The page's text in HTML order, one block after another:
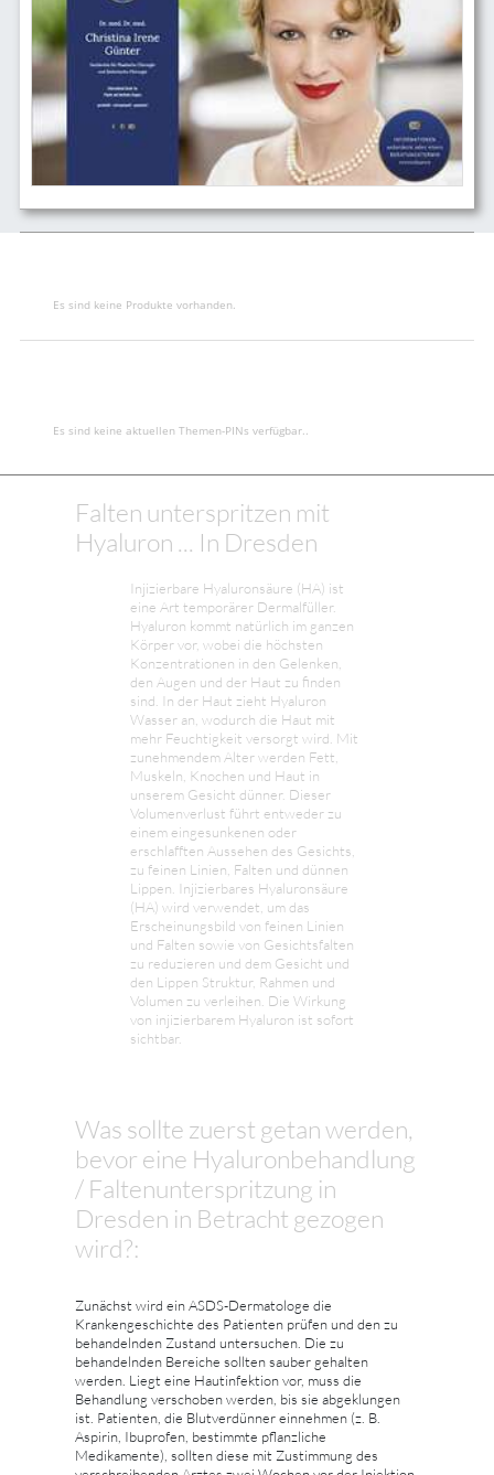
Es sind keine Produkte vorhanden.
Es sind keine aktuellen Themen-PINs verfügbar..
Falten unterspritzen mit
Hyaluron ... In Dresden
Injizierbare Hyaluronsäure (HA) ist
eine Art temporärer Dermalfüller.
Hyaluron kommt natürlich im ganzen
Körper vor, wobei die höchsten
Konzentrationen in den Gelenken,
den Augen und der Haut zu finden
sind. In der Haut zieht Hyaluron
Wasser an, wodurch die Haut mit
mehr Feuchtigkeit versorgt wird. Mit
zunehmendem Alter werden Fett,
Muskeln, Knochen und Haut in
unserem Gesicht dünner. Dieser
Volumenverlust führt entweder zu
einem eingesunkenen oder
erschlafften Aussehen des Gesichts,
zu feinen Linien, Falten und dünnen
Lippen. Injizierbares Hyaluronsäure
(HA) wird verwendet, um das
Erscheinungsbild von feinen Linien
und Falten sowie von Gesichtsfalten
zu reduzieren und dem Gesicht und
den Lippen Struktur, Rahmen und
Volumen zu verleihen. Die Wirkung
von injizierbarem Hyaluron ist sofort
sichtbar.
Was sollte zuerst getan werden,
bevor eine Hyaluronbehandlung
/ Faltenunterspritzung in
Dresden in Betracht gezogen
wird?:
Zunächst wird ein ASDS-Dermatologe die
Krankengeschichte des Patienten prüfen und den zu
behandelnden Zustand untersuchen. Die zu
behandelnden Bereiche sollten sauber gehalten
werden. Liegt eine Hautinfektion vor, muss die
Behandlung verschoben werden, bis sie abgeklungen
ist. Patienten, die Blutverdünner einnehmen (z. B.
Aspirin, Ibuprofen, bestimmte pflanzliche
Medikamente), sollten diese mit Zustimmung des